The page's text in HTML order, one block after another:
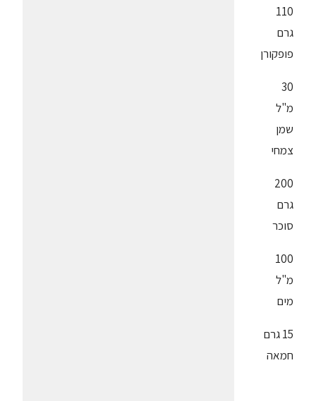
110
גרם
פופקורן
30
מ"ל
שמן
צמחי
200
גרם
סוכר
100
מ"ל
מים
15 גרם
חמאה